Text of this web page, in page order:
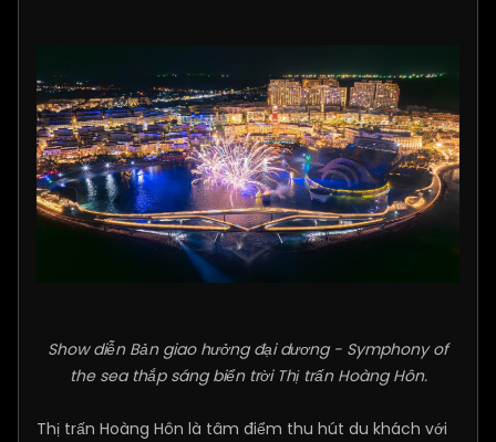
Show diễn Bản giao hưởng đại dương - Symphony of
the sea thắp sáng biển trời Thị trấn Hoàng Hôn.
Thị trấn Hoàng Hôn là tâm điểm thu hút du khách với